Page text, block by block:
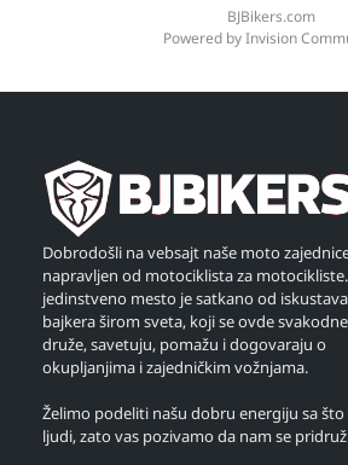
BJBikers.com
Powered by Invision
Dobrodošli na vebsajt naše moto
napravljen od motociklista za
jedinstveno mesto je satkano od
bajkera širom sveta, koji se ovde
druže, savetuju, pomažu i dogovaraju o
okupljanjima i zajedničkim vožnjama.
Želimo podeliti našu dobru energiju sa što
ljudi, zato vas pozivamo da nam se